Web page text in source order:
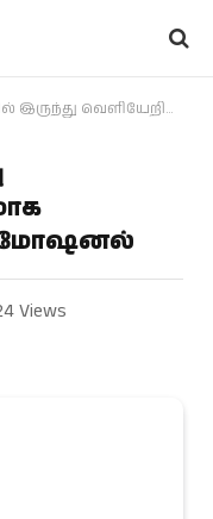
கஷ்டமாக இருந்தது” – ஜடேஜா எமோஷனல்
எமோஷனல்
Views